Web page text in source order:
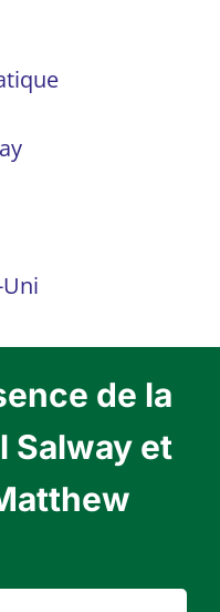
de la
Salway et